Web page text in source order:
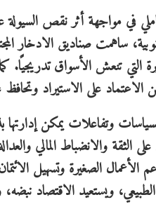
في مواجهة أثر نقص السيولة
ساهمت صناديق الادخار
التي تنعش الأسواق تدريجيًا.
على الاستيراد وتحافظ
وتفاعلات يمكن إدارتها
والانضباط المالي
الأعمال الصغيرة وتسهيل
ويستعيد الاقتصاد نبضه،